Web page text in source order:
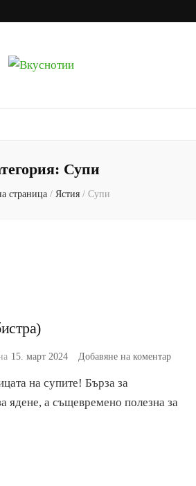
Супи
страница / Ястия / Супи
15. март 2024 Добавяне на коментаркъм
на супите! Бърза за
ядене, а същевремено полезна за